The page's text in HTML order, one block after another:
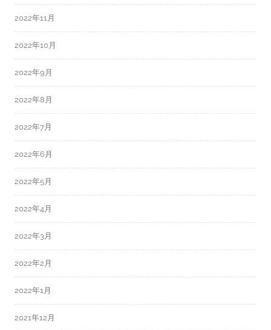
2022年11月
2022年10月
2022年9月
2022年8月
2022年7月
2022年6月
2022年5月
2022年4月
2022年3月
2022年2月
2022年1月
2021年12月